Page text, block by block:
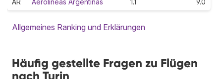
Allgemeines Ranking und Erklärungen
Häufig gestellte Fragen zu Flügen
nach Turin